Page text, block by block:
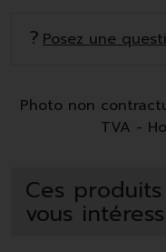
Posez une
Photo non
TVA -
Ces
vous